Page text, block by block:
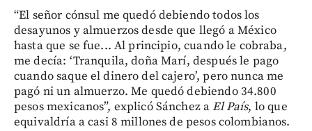
“El señor cónsul me quedó debiendo todos los
desayunos y almuerzos desde que llegó a México
hasta que se fue... Al principio, cuando le cobraba,
me decía: ‘Tranquila, doña Marí, después le pago
cuando saque el dinero del cajero’, pero nunca me
pagó ni un almuerzo. Me quedó debiendo 34.800
pesos mexicanos”, explicó Sánchez aEl País, lo que
equivaldría a casi 8 millones de pesos colombianos.